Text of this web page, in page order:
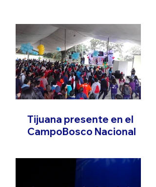
Tijuana presente en el
CampoBosco Nacional